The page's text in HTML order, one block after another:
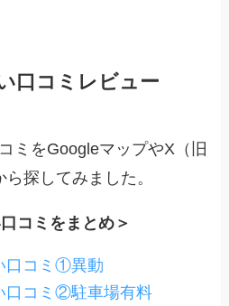
口コミレビュー
ミをGoogleマップやX（旧
探してみました。
コミをまとめ＞
口コミ①異動
口コミ②駐車場有料